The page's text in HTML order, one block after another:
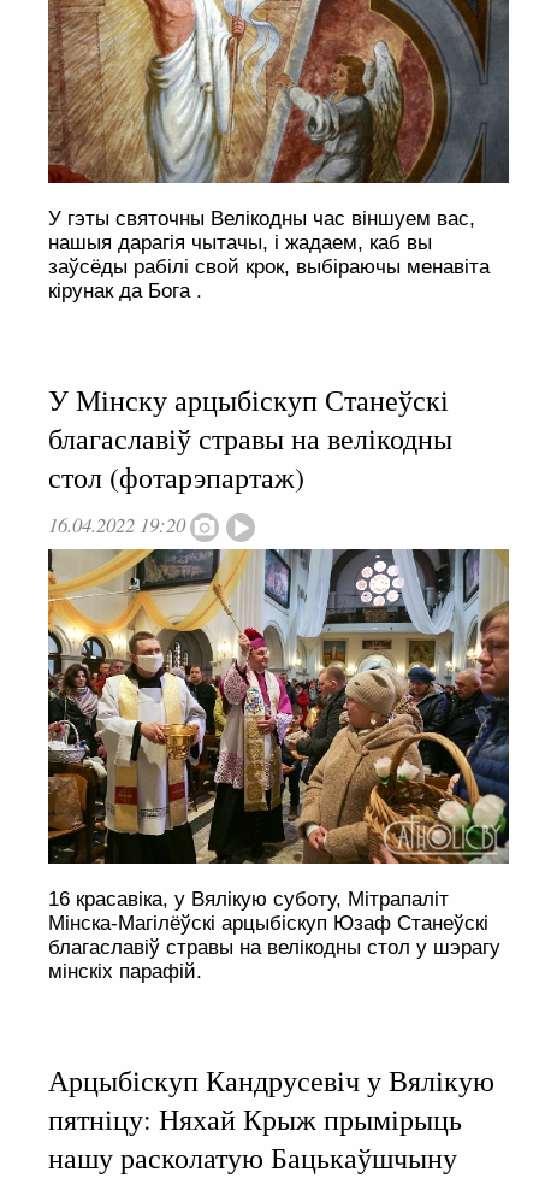
У гэты святочны Велікодны час віншуем вас,
нашыя дарагія чытачы, і жадаем, каб вы
заўсёды рабілі свой крок, выбіраючы менавіта
кірунак да Бога .
У Мінску арцыбіскуп Станеўскі
благаславіў стравы на велікодны
стол (фотарэпартаж)
16.04.2022 19:20
16 красавіка, у Вялікую суботу, Мітрапаліт
Мінска-Магілёўскі арцыбіскуп Юзаф Станеўскі
благаславіў стравы на велікодны стол у шэрагу
мінскіх парафій.
Арцыбіскуп Кандрусевіч у Вялікую
пятніцу: Няхай Крыж прымірыць
нашу расколатую Бацькаўшчыну